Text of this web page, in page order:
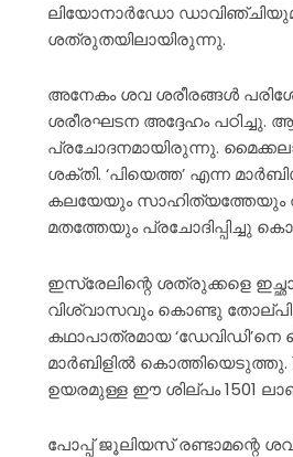
ലിയോനാർഡോ
ശത്രുതയിലായിരുന്നു.
അനേകം ശവ ശരീരങ്ങൾ
ശരീരഘടന അദ്ദേഹം പഠിച്ചു.
പ്രചോദനമായിരുന്നു.
ശക്തി. ‘പിയെത്ത’ എന്ന
കലയേയും സാഹിത്യത്തേയും
മതത്തേയും പ്രചോദിപ്പിച്ചു
ഇസ്രേലിന്റെ ശത്രുക്കളെ
വിശ്വാസവും കൊണ്ടു
കഥാപാത്രമായ
മാർബിളിൽ കൊത്തിയെടുത്തു.
ഉയരമുള്ള ഈ ശില്പം 1501
പോപ്പ് ജൂലിയസ് രണ്ടാമന്റെ